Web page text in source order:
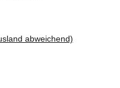
abweichend)